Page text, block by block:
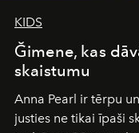
KIDS
Ğimene, kas
skaistumu
Anna Pearl ir tērpu
justies ne tikai īpaši